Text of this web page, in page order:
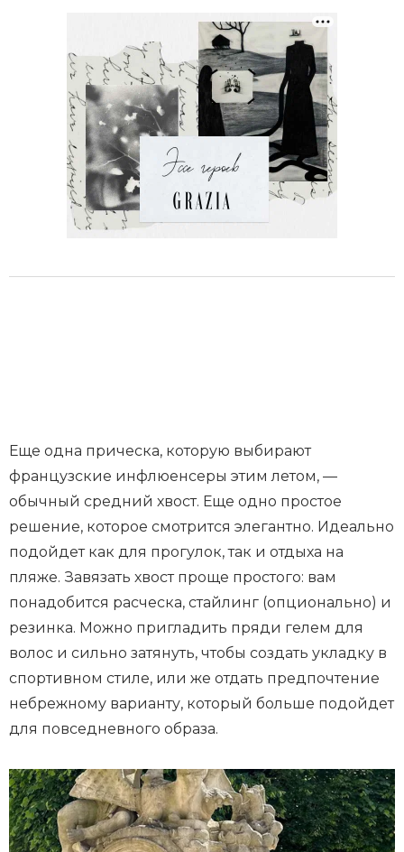
Еще одна прическа, которую выбирают
французские инфлюенсеры этим летом, —
обычный средний хвост. Еще одно простое
решение, которое смотрится элегантно. Идеально
подойдет как для прогулок, так и отдыха на
пляже. Завязать хвост проще простого: вам
понадобится расческа, стайлинг (опционально) и
резинка. Можно пригладить пряди гелем для
волос и сильно затянуть, чтобы создать укладку в
спортивном стиле, или же отдать предпочтение
небрежному варианту, который больше подойдет
для повседневного образа.